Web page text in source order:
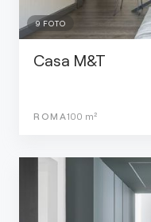
9 FOTO
Casa M&T
ROMA100 m²